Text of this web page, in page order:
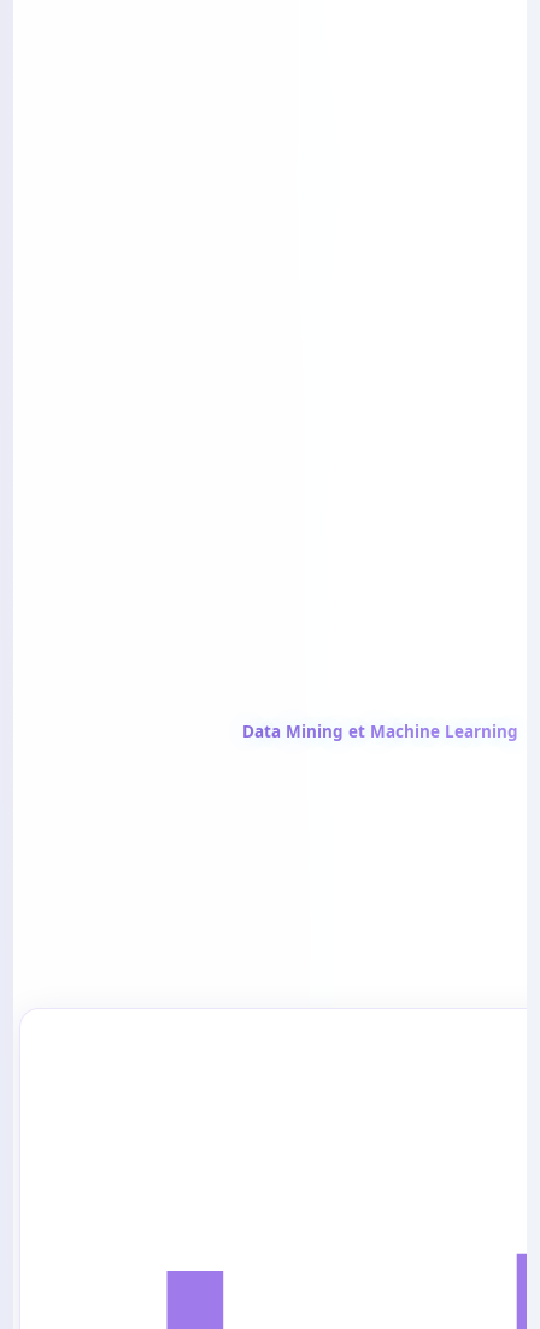
Data Mining et Machine Learning